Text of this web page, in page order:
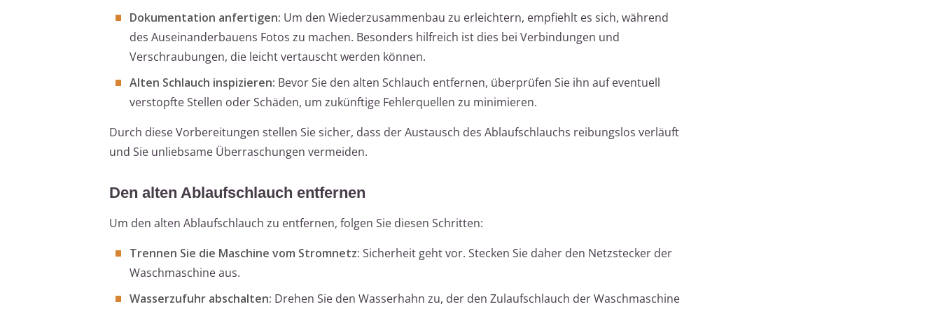
Dokumentation anfertigen: Um den Wiederzusammenbau zu erleichtern, empfiehlt es sich, während
des Auseinanderbauens Fotos zu machen. Besonders hilfreich ist dies bei Verbindungen und
Verschraubungen, die leicht vertauscht werden können.
Alten Schlauch inspizieren: Bevor Sie den alten Schlauch entfernen, überprüfen Sie ihn auf eventuell
verstopfte Stellen oder Schäden, um zukünftige Fehlerquellen zu minimieren.
Durch diese Vorbereitungen stellen Sie sicher, dass der Austausch des Ablaufschlauchs reibungslos verläuft
und Sie unliebsame Überraschungen vermeiden.
Den alten Ablaufschlauch entfernen
Um den alten Ablaufschlauch zu entfernen, folgen Sie diesen Schritten:
Trennen Sie die Maschine vom Stromnetz: Sicherheit geht vor. Stecken Sie daher den Netzstecker der
Waschmaschine aus.
Wasserzufuhr abschalten: Drehen Sie den Wasserhahn zu, der den Zulaufschlauch der Waschmaschine